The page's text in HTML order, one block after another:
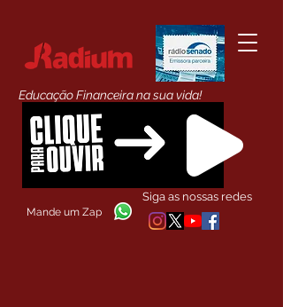
Educação Financeira na sua vida!
Siga as nossas redes
Mande um Zap